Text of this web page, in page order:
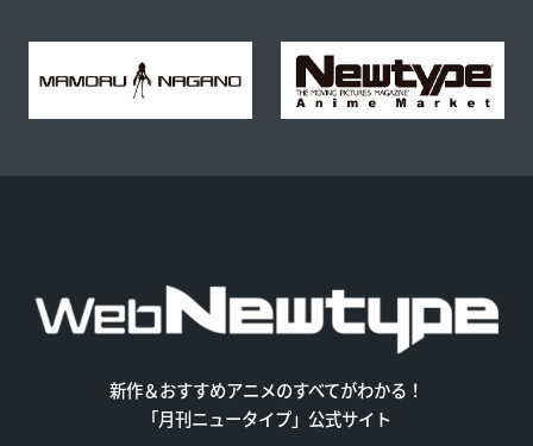
新作＆おすすめアニメのすべてがわかる！
「月刊ニュータイプ」公式サイト